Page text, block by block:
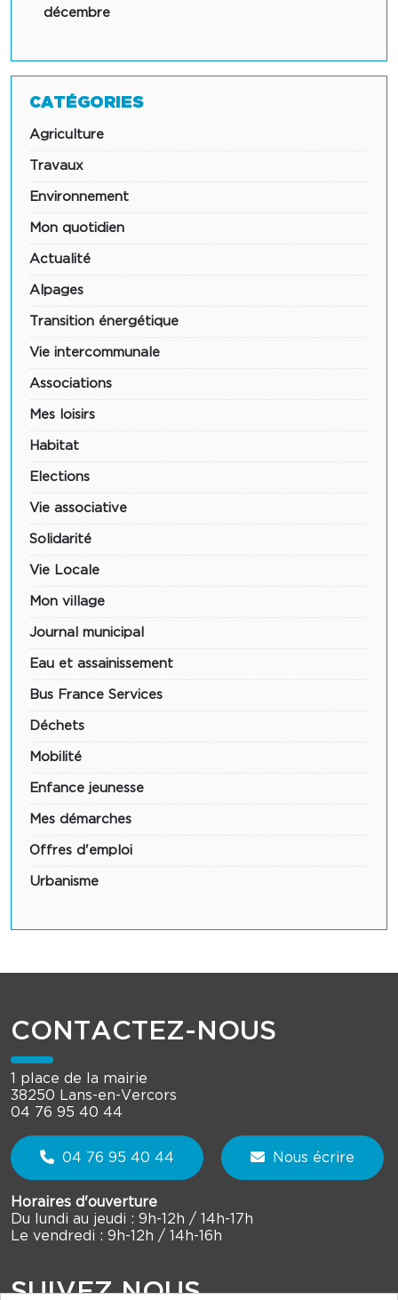
décembre
CATÉGORIES
Agriculture
Travaux
Environnement
Mon quotidien
Actualité
Alpages
Transition énergétique
Vie intercommunale
Associations
Mes loisirs
Habitat
Elections
Vie associative
Solidarité
Vie Locale
Mon village
Journal municipal
Eau et assainissement
Bus France Services
Déchets
Mobilité
Enfance jeunesse
Mes démarches
Offres d'emploi
Urbanisme
CONTACTEZ-NOUS
1 place de la mairie
38250 Lans-en-Vercors
04 76 95 40 44
04 76 95 40 44 Nous écrire
Horaires d'ouverture
Du lundi au jeudi : 9h-12h / 14h-17h
Le vendredi : 9h-12h / 14h-16h
SUIVEZ NOUS